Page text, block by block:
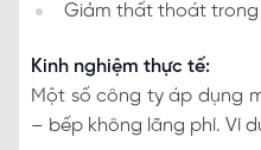
Giảm thất thoát trong
Kinh nghiệm thực tế:
Một số công ty áp dụng
– bếp không lãng phí. Ví